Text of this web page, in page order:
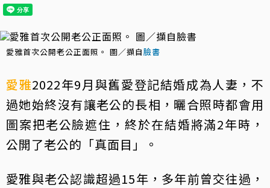
愛雅首次公開老公正面照。 圖／擷自臉書
愛雅2022年9月與舊愛登記結婚成為人妻，不
過她始終沒有讓老公的長相，曬合照時都會用
圖案把老公臉遮住，終於在結婚將滿2年時，
公開了老公的「真面目」。
愛雅與老公認識超過15年，多年前曾交往過，